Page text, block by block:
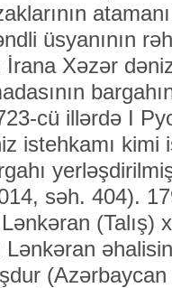
üsyanının
Xəzər
cü illərdə I
istehkamı
səh. 404).
(Talış)